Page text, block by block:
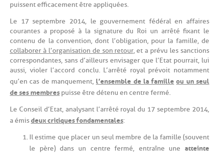
puissent efficacement être appliquées.
Le 17 septembre 2014, le gouvernement fédéral en affaires
courantes a proposé à la signature du Roi un arrêté fixant le
contenu de la convention, dont l’obligation, pour la famille, de
collaborer à l’organisation de son retour, et a prévu les sanctions
correspondantes, sans d’ailleurs envisager que l’Etat pourrait, lui
aussi, violer l’accord conclu. L’arrêté royal prévoit notamment
qu’en cas de manquement, l’ensemble de la famille ou un seul
de ses membres puisse être détenu en centre fermé.
Le Conseil d’Etat, analysant l’arrêté royal du 17 septembre 2014,
a émisdeux critiques fondamentales:
Il estime que placer un seul membre de la famille (souvent
le père) dans un centre fermé, entraîne une atteinte